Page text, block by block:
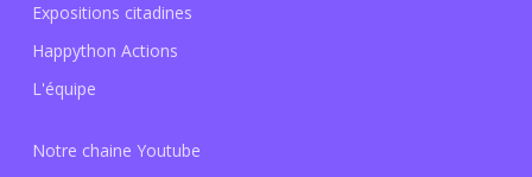
Expositions citadines
Happython Actions
L'équipe
Notre chaine Youtube